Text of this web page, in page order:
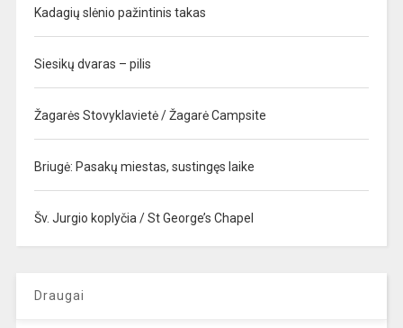
Kadagių slėnio pažintinis takas
Siesikų dvaras – pilis
Žagarės Stovyklavietė / Žagarė Campsite
Briugė: Pasakų miestas, sustingęs laike
Šv. Jurgio koplyčia / St George’s Chapel
Draugai